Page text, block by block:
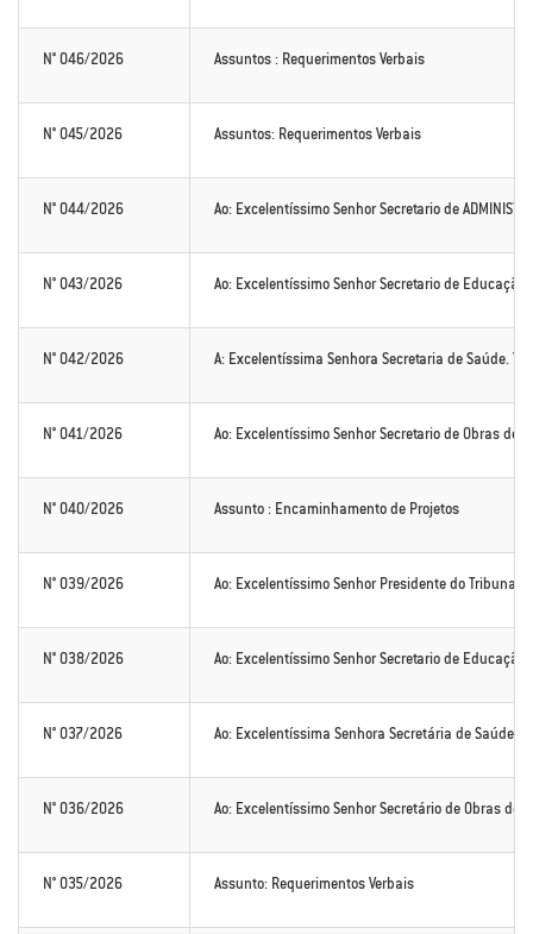
N° 046/2026 Assuntos : Requerimentos Verbais
N° 045/2026 Assuntos: Requerimentos Verbais
N° 044/2026 Ao: Excelentíssimo Senhor Secretario de
N° 043/2026 Ao: Excelentíssimo Senhor Secretario de Educação
N° 042/2026 A: Excelentíssima Senhora Secretaria de Saúde.
N° 041/2026 Ao: Excelentíssimo Senhor Secretario de Obras de
N° 040/2026 Assunto : Encaminhamento de Projetos
N° 039/2026 Ao: Excelentíssimo Senhor Presidente do Tribunal
N° 038/2026 Ao: Excelentíssimo Senhor Secretario de Educação
N° 037/2026 Ao: Excelentíssima Senhora Secretária de Saúde de
N° 036/2026 Ao: Excelentíssimo Senhor Secretário de Obras de
N° 035/2026 Assunto: Requerimentos Verbais